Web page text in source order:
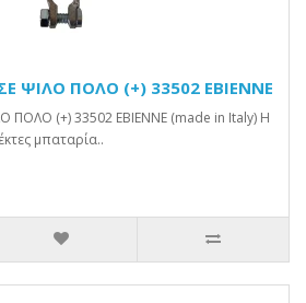
ΨΙΛΟ ΠΟΛΟ (+) 33502 EBIENNE
ΠΟΛΟ (+) 33502 EBIENNE (made in Italy) Η
μπαταρία..